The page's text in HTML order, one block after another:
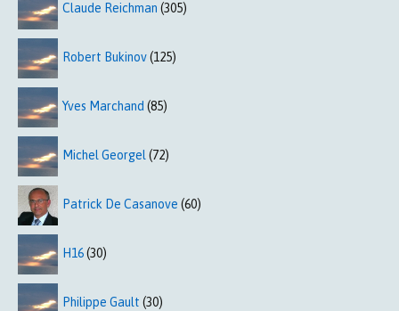
Claude Reichman (305)
Robert Bukinov(125)
Yves Marchand (85)
Michel Georgel (72)
Patrick De Casanove (60)
H16(30)
Philippe Gault (30)